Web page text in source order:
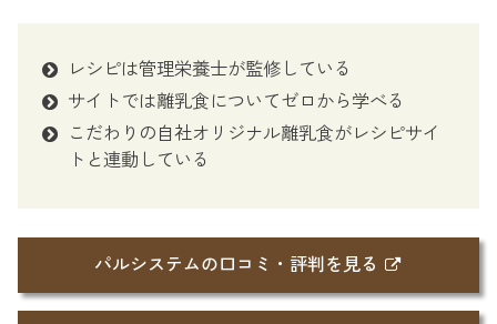
レシピは管理栄養士が監修している
サイトでは離乳食についてゼロから学べる
こだわりの自社オリジナル離乳食がレシピサイ
トと連動している
パルシステムの口コミ・評判を見る